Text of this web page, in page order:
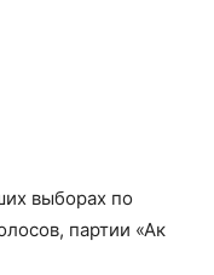
выборах по
партии «Ак